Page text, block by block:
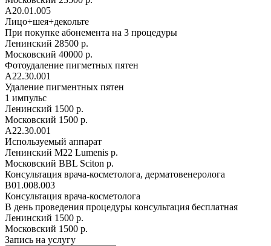
A20.01.005
Лицо+шея+декольте
При покупке абонемента на 3 процедуры
Ленинский 28500 р.
Московский 40000 р.
Фотоудаление пигметных пятен
A22.30.001
Удаление пигментных пятен
1 импульс
Ленинский 1500 р.
Московский 1500 р.
A22.30.001
Используемый аппарат
Ленинский М22 Lumenis р.
Московский BBL Sciton р.
Консультация врача-косметолога, дерматовенеролога
B01.008.003
Консультация врача-косметолога
В день проведения процедуры консультация бесплатная
Ленинский 1500 р.
Московский 1500 р.
Запись на услугу